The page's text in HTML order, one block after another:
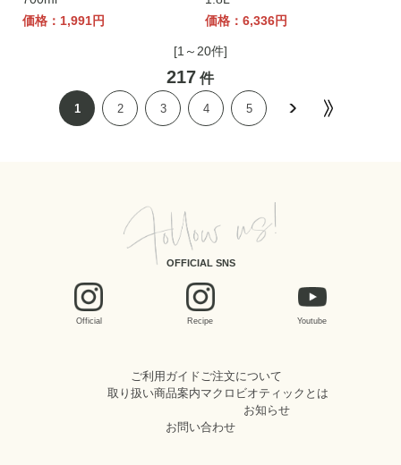
価格：1,991円
価格：6,336円
[1～20件]
217 件
1 2 3 4 5
OFFICIAL SNS
Official Recipe Youtube
ご利用ガイドご注文について
取り扱い商品案内マクロビオティックとは
お知らせ
お問い合わせ